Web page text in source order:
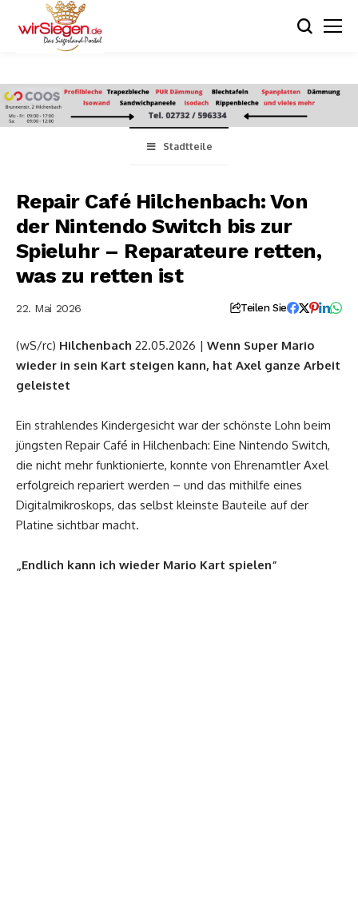
Stadtteile
Repair Café Hilchenbach: Von
der Nintendo Switch bis zur
Spieluhr – Reparateure retten,
was zu retten ist
22. Mai 2026 Teilen Sie
(wS/rc) Hilchenbach 22.05.2026 | Wenn Super Mario
wieder in sein Kart steigen kann, hat Axel ganze Arbeit
geleistet
Ein strahlendes Kindergesicht war der schönste Lohn beim
jüngsten Repair Café in Hilchenbach: Eine Nintendo Switch,
die nicht mehr funktionierte, konnte von Ehrenamtler Axel
erfolgreich repariert werden – und das mithilfe eines
Digitalmikroskops, das selbst kleinste Bauteile auf der
Platine sichtbar macht.
„Endlich kann ich wieder Mario Kart spielen“